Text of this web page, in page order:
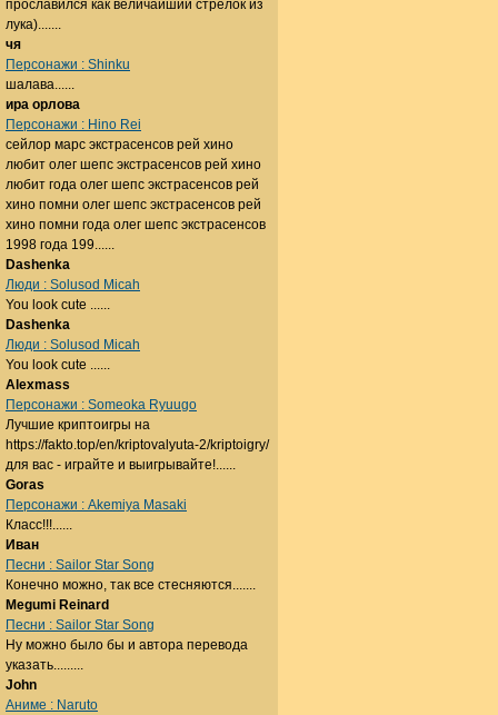
прославился как величайший стрелок из
лука).......
чя
Персонажи : Shinku
шалава......
ира орлова
Персонажи : Hino Rei
сейлор марс экстрасенсов рей хино
любит олег шепс экстрасенсов рей хино
любит года олег шепс экстрасенсов рей
хино помни олег шепс экстрасенсов рей
хино помни года олег шепс экстрасенсов
1998 года 199......
Dashenka
Люди : Solusod Micah
You look cute ......
Dashenka
Люди : Solusod Micah
You look cute ......
Alexmass
Персонажи : Someoka Ryuugo
Лучшие криптоигры на
https://fakto.top/en/kriptovalyuta-2/kriptoigry/
для вас - играйте и выигрывайте!......
Goras
Персонажи : Akemiya Masaki
Класс!!!......
Иван
Песни : Sailor Star Song
Конечно можно, так все стесняются.......
Megumi Reinard
Песни : Sailor Star Song
Ну можно было бы и автора перевода
указать.........
John
Аниме : Naruto